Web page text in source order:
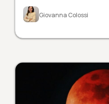
Giovanna Colossi